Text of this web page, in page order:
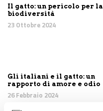
Il gatto: un pericolo per la
biodiversità
23 Ottobre 2024
Gli italiani e il gatto: un
rapporto di amore e odio
26 Febbraio 2024